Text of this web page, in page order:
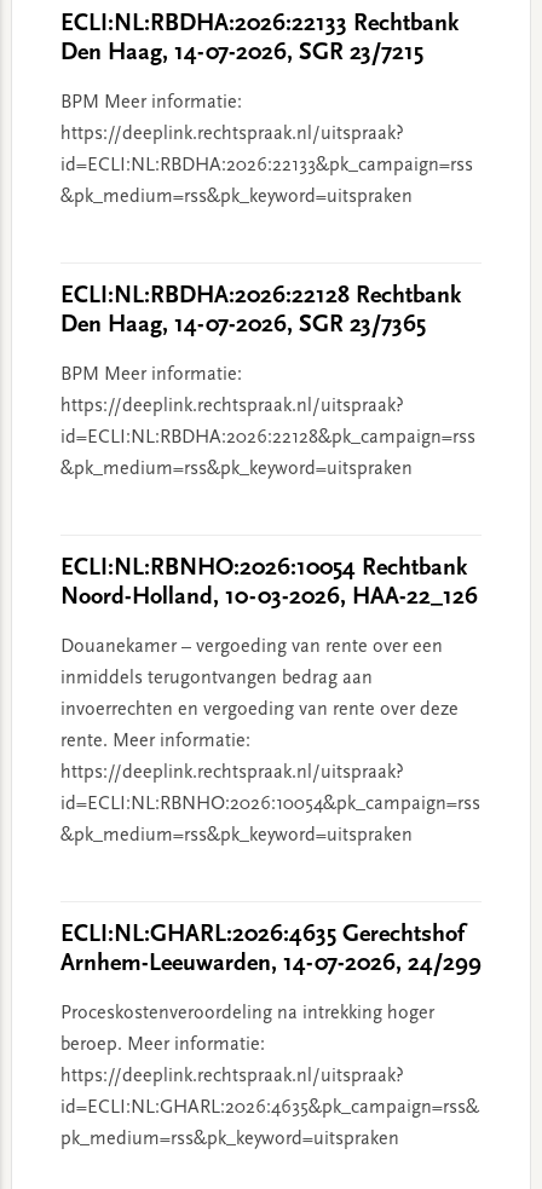
ECLI:NL:RBDHA:2026:22133 Rechtbank
Den Haag, 14-07-2026, SGR 23/7215
BPM Meer informatie:
https://deeplink.rechtspraak.nl/uitspraak?
id=ECLI:NL:RBDHA:2026:22133&pk_campaign=rss
&pk_medium=rss&pk_keyword=uitspraken
ECLI:NL:RBDHA:2026:22128 Rechtbank
Den Haag, 14-07-2026, SGR 23/7365
BPM Meer informatie:
https://deeplink.rechtspraak.nl/uitspraak?
id=ECLI:NL:RBDHA:2026:22128&pk_campaign=rss
&pk_medium=rss&pk_keyword=uitspraken
ECLI:NL:RBNHO:2026:10054 Rechtbank
Noord-Holland, 10-03-2026, HAA-22_126
Douanekamer – vergoeding van rente over een
inmiddels terugontvangen bedrag aan
invoerrechten en vergoeding van rente over deze
rente. Meer informatie:
https://deeplink.rechtspraak.nl/uitspraak?
id=ECLI:NL:RBNHO:2026:10054&pk_campaign=rss
&pk_medium=rss&pk_keyword=uitspraken
ECLI:NL:GHARL:2026:4635 Gerechtshof
Arnhem-Leeuwarden, 14-07-2026, 24/299
Proceskostenveroordeling na intrekking hoger
beroep. Meer informatie:
https://deeplink.rechtspraak.nl/uitspraak?
id=ECLI:NL:GHARL:2026:4635&pk_campaign=rss&
pk_medium=rss&pk_keyword=uitspraken